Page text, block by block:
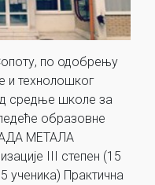
по одобрењу
и технолошког
средње школе за
образовне
МЕТАЛА
III степен (15
ученика) Практична